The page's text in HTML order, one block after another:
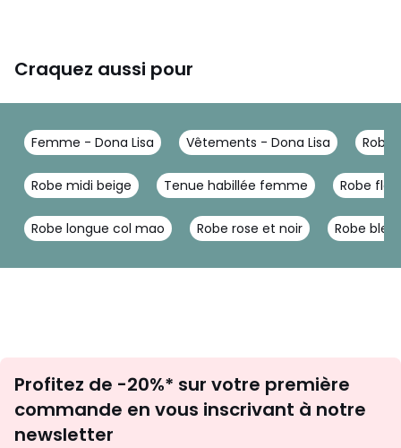
Craquez aussi pour
Femme - Dona Lisa Vêtements - Dona Lisa Robe
Robe midi beige Tenue habillée femme Robe
Robe longue col mao Robe rose et noir Robe
newsletter
Profitez de -20%* sur votre première
commande en vous inscrivant à notre
newsletter